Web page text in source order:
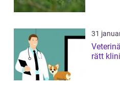
31
Veterinär
rätt